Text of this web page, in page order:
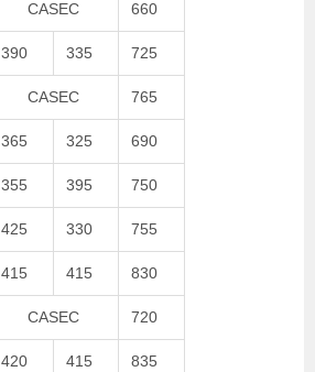
CASEC 660
390 335 725
CASEC 765
365 325 690
355 395 750
425 330 755
415 415 830
CASEC 720
420 415 835